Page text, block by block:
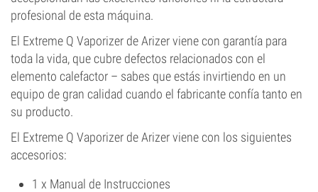
profesional de esta máquina.
El Extreme Q Vaporizer de Arizer viene con garantía para
toda la vida, que cubre defectos relacionados con el
elemento calefactor – sabes que estás invirtiendo en un
equipo de gran calidad cuando el fabricante confía tanto en
su producto.
El Extreme Q Vaporizer de Arizer viene con los siguientes
accesorios:
1 x Manual de Instrucciones